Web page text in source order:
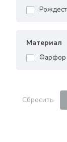
Материал
Фарфор
Сбросить